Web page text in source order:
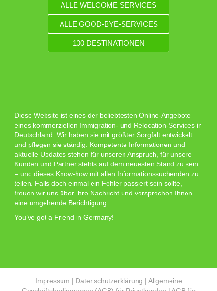
ALLE WELCOME SERVICES
ALLE GOOD-BYE-SERVICES
100 DESTINATIONEN
Diese Website ist eines der beliebtesten Online-Angebote
eines kommerziellen Immigration- und Relocation-Services in
Deutschland. Wir haben sie mit größter Sorgfalt entwickelt
und pflegen sie ständig. Kompetente Informationen und
aktuelle Updates stehen für unseren Anspruch, für unsere
Kunden und Partner stehts auf dem neuesten Stand zu sein
– und dieses Know-how mit allen Informationssuchenden zu
teilen. Falls doch einmal ein Fehler passiert sein sollte,
freuen wir uns über Ihre Nachricht und versprechen Ihnen
eine umgehende Berichtigung.
You’ve got a Friend in Germany!
Impressum | Datenschutzerklärung | Allgemeine